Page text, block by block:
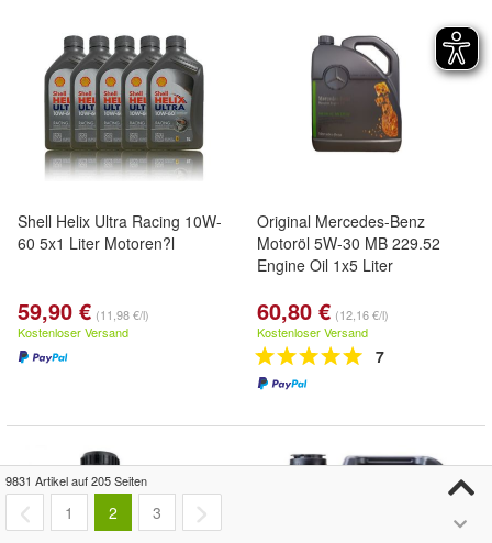
Shell Helix Ultra Racing 10W-
60 5x1 Liter Motoren?l
59,90 € (11,98 €/l)
Kostenloser Versand
Original Mercedes-Benz
Motoröl 5W-30 MB 229.52
Engine Oil 1x5 Liter
60,80 € (12,16 €/l)
Kostenloser Versand
7
9831 Artikel auf 205 Seiten
1 2 3